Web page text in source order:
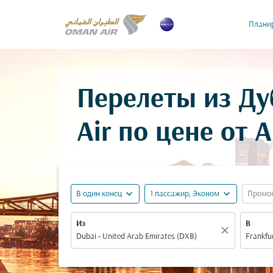
Перелеты из
Air по цене от
В один конец expand_more 1 пассажир, Эконом expand_more
Из
close
В